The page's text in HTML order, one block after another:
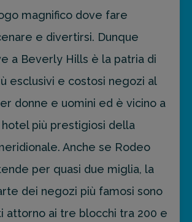
magnifico dove fare
e divertirsi. Dunque
a Beverly Hills è la patria di
esclusivi e costosi negozi al
donne e uomini ed è vicino a
più prestigiosi della
Anche se Rodeo
per quasi due miglia, la
dei negozi più famosi sono
attorno ai tre blocchi tra 200 e